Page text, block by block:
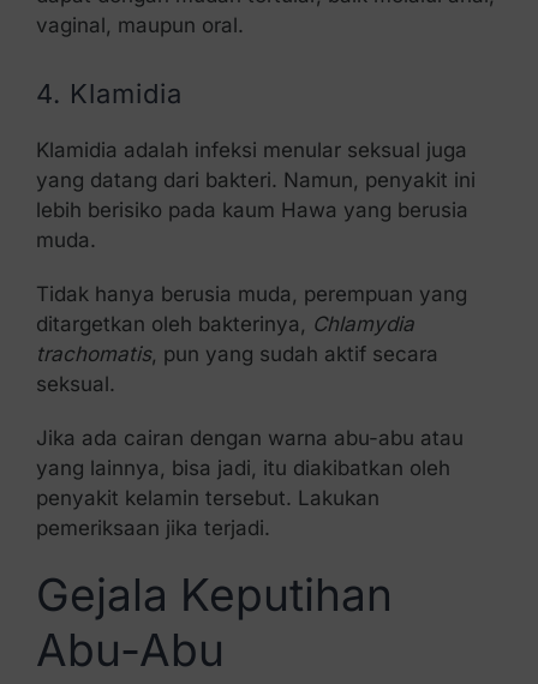
vaginal, maupun oral.
4. Klamidia
Klamidia adalah infeksi menular seksual juga
yang datang dari bakteri. Namun, penyakit ini
lebih berisiko pada kaum Hawa yang berusia
muda.
Tidak hanya berusia muda, perempuan yang
ditargetkan oleh bakterinya,
Chlamydia
trachomatis, pun yang sudah aktif secara
seksual.
Jika ada cairan dengan warna abu-abu atau
yang lainnya, bisa jadi, itu diakibatkan oleh
penyakit kelamin tersebut. Lakukan
pemeriksaan jika terjadi.
Gejala Keputihan
Abu-Abu